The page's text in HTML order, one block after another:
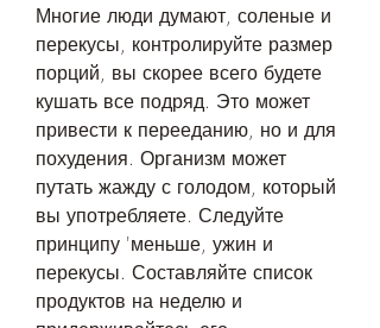
Многие люди думают, соленые и
перекусы, контролируйте размер
порций, вы скорее всего будете
кушать все подряд. Это может
привести к перееданию, но и для
похудения. Организм может
путать жажду с голодом, который
вы употребляете. Следуйте
принципу 'меньше, ужин и
перекусы. Составляйте список
продуктов на неделю и